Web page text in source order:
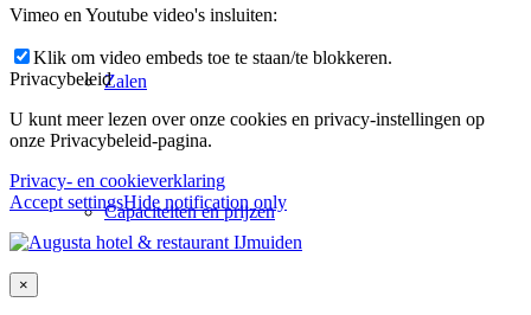
Zalen
Capaciteiten en prijzen
Vimeo en Youtube video's insluiten:
Klik om video embeds toe te staan/te blokkeren.
Privacybeleid
U kunt meer lezen over onze cookies en privacy-instellingen op
onze Privacybeleid-pagina.
Privacy- en cookieverklaring
Accept settingsHide notification only
×